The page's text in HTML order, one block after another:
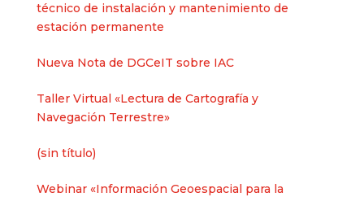
técnico de instalación y mantenimiento de
estación permanente
Nueva Nota de DGCeIT sobre IAC
Taller Virtual «Lectura de Cartografía y
Navegación Terrestre»
(sin título)Entrada
Webinar «Información Geoespacial para la